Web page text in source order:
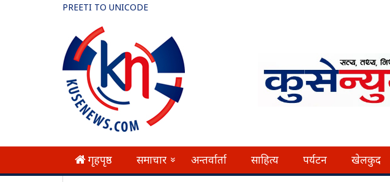
PREETI TO UNICODE
गृहपृष्ठ समाचार » अन्तर्वार्ता साहित्य पर्यटन खेलकुद